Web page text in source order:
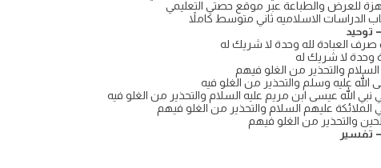
للعرض والطباعة عبر موقع حصتي التعليمي
الدراسات الاسلاميه ثاني متوسط كاملاً
توحيد
صرف العبادة لله وحدة لا شريك له
وحدة لا شريك له
السلام والتحذير من الغلو فيهم
الله عليه وسلم والتحذير من الغلو فيه
الله عيسى ابن مريم عليه السلام والتحذير من الغلو فيه
عليهم السلام والتحذير من الغلو فيهم
والتحذير من الغلو فيهم
تفسير